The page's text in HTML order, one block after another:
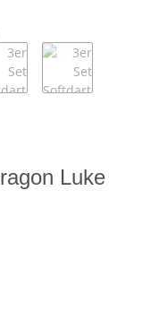
Luke